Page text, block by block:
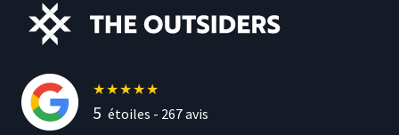
★★★★★
5 étoiles - 267avis